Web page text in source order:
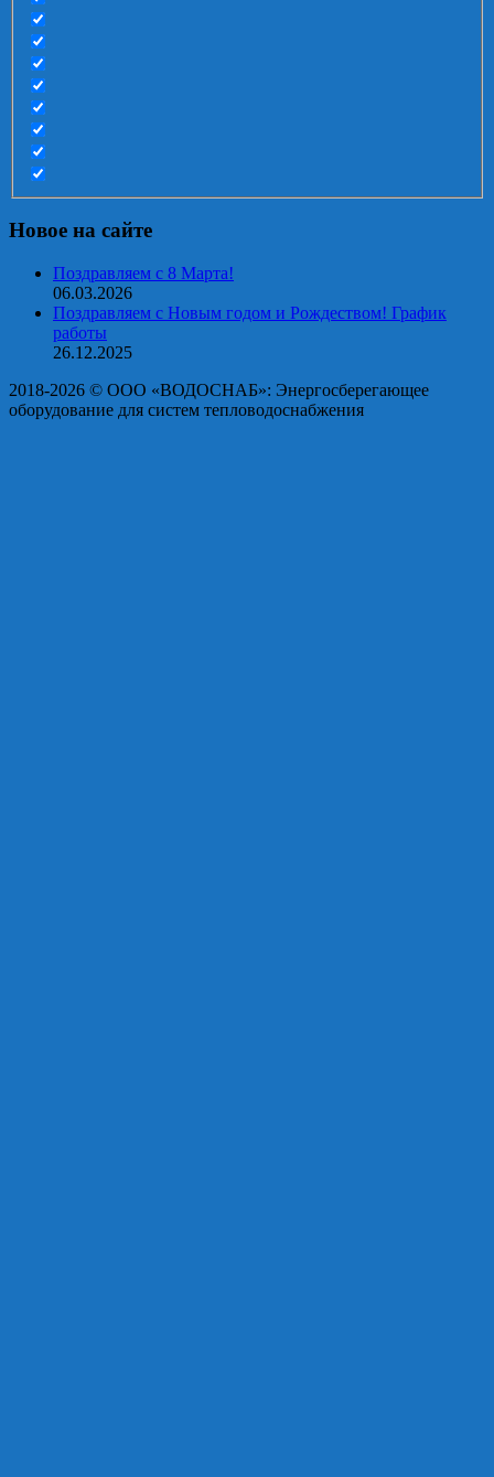
Новое на сайте
Поздравляем с 8 Марта!
06.03.2026
Поздравляем с Новым годом и Рождеством! График
работы
26.12.2025
2018-2026 © OOO «ВОДОСНАБ»: Энергосберегающее
оборудование для систем тепловодоснабжения